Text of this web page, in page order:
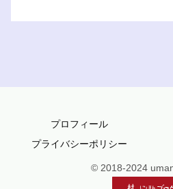
プロフィール
プライバシーポリシー
© 2018-2024